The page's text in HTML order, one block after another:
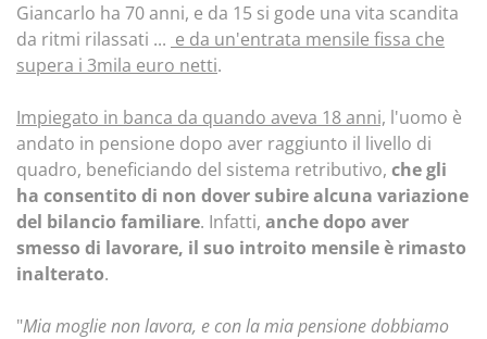
Giancarlo ha 70 anni, e da 15 si gode una vita scandita
da ritmi rilassati ... e da un'entrata mensile fissa che
supera i 3mila euro netti.
Impiegato in banca da quando aveva 18 anni, l'uomo è
andato in pensione dopo aver raggiunto il livello di
quadro, beneficiando del sistema retributivo, che gli
ha consentito di non dover subire alcuna variazione
del bilancio familiare. Infatti, anche dopo aver
smesso di lavorare, il suo introito mensile è rimasto
inalterato.
"Mia moglie non lavora, e con la mia pensione dobbiamo